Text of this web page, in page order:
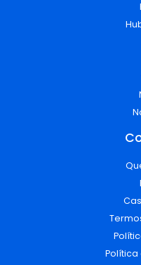
Política